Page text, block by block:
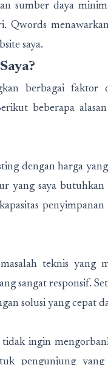
sumber daya
Qwords
saya.
berbagai faktor
beberapa
dengan harga
yang saya
teknis yang
sangat responsif.
solusi yang cepat
ingin
pengunjung